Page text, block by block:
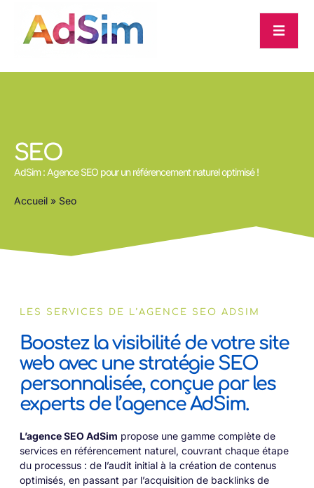
SEO
AdSim : Agence SEO pour un référencement naturel optimisé !
Accueil » Seo
LES SERVICES DE L’AGENCE SEO ADSIM
Boostez la visibilité de votre site
web avec une stratégie SEO
personnalisée, conçue par les
experts de l’agence AdSim.
L’agence SEO AdSim propose une gamme complète de
services en référencement naturel, couvrant chaque étape
du processus : de l’audit initial à la création de contenus
optimisés, en passant par l’acquisition de backlinks de